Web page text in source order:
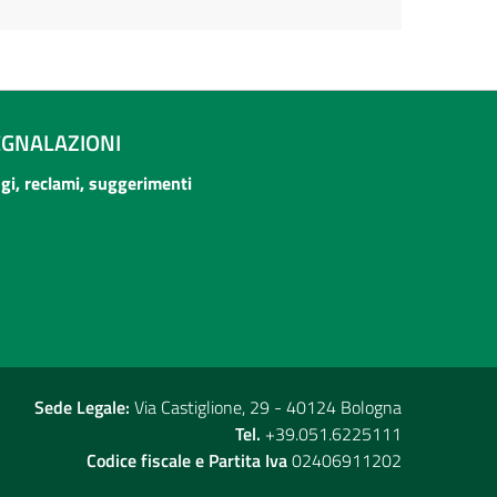
reclami, suggerimenti
Sede Legale: Via Castiglione, 29 - 40124 Bologna
Tel. +39.051.6225111
Codice fiscale e Partita Iva02406911202